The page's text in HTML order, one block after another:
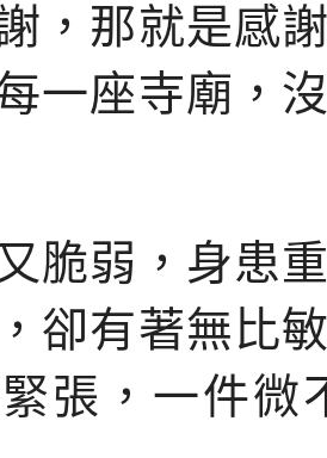
，那就是感
一座寺廟，
脆弱，身患
卻有著無比
張，一件微